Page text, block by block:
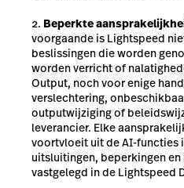
Beperkte
voorgaande is Lightspeed
beslissingen die worden
worden verricht of
Output, noch voor enige
verslechtering,
outputwijziging of
leverancier. Elke
voortvloeit uit de AI-functies
uitsluitingen, beperkingen
vastgelegd in de Lightspeed